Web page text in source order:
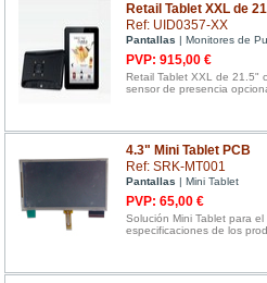
Retail Tablet XXL de
Ref: UID0357-XX
Pantallas | Monitores de
PVP: 915,00 €
Retail Tablet XXL de 21.5"
sensor de presencia
4.3" Mini Tablet PCB
Ref: SRK-MT001
Pantallas | Mini Tablet
PVP: 65,00 €
Solución Mini Tablet para
especificaciones de los